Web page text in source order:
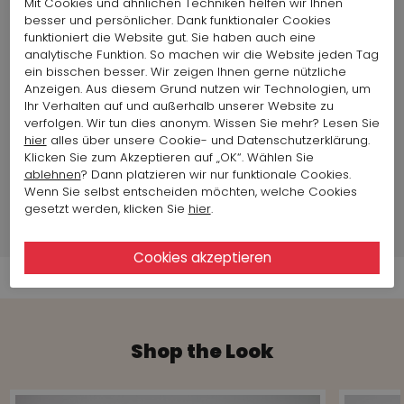
Schaftweite:
26 cm
Passform::
Normal
Sohle:
Kunststoff
Herausnehmbare
Einlegesohle:
Neu
Land der Produktion:
Italien
Artikelgröße auf Foto
Größe 38
Markeninformationen
Shop the Look
besser und persönlicher. Dank funktionaler Cookies
funktioniert die Website gut. Sie haben auch eine
analytische Funktion. So machen wir die Website jeden Tag
ein bisschen besser. Wir zeigen Ihnen gerne nützliche
Anzeigen. Aus diesem Grund nutzen wir Technologien, um
Ihr Verhalten auf und außerhalb unserer Website zu
verfolgen. Wir tun dies anonym. Wissen Sie mehr? Lesen Sie
hieralles über unsere Cookie- und Datenschutzerklärung.
Klicken Sie zum Akzeptieren auf „OK“. Wählen Sie
ablehnen? Dann platzieren wir nur funktionale Cookies.
Wenn Sie selbst entscheiden möchten, welche Cookies
gesetzt werden, klicken Sie hier.